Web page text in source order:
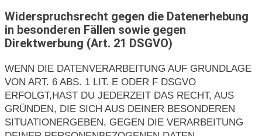
Widerspruchsrecht gegen die Datenerhebung
in besonderen Fällen sowie gegen
Direktwerbung (Art. 21 DSGVO)
WENN DIE DATENVERARBEITUNG AUF GRUNDLAGE
VON ART. 6 ABS. 1 LIT. E ODER F DSGVO
ERFOLGT,HAST DU JEDERZEIT DAS RECHT, AUS
GRÜNDEN, DIE SICH AUS DEINER BESONDEREN
SITUATIONERGEBEN, GEGEN DIE VERARBEITUNG